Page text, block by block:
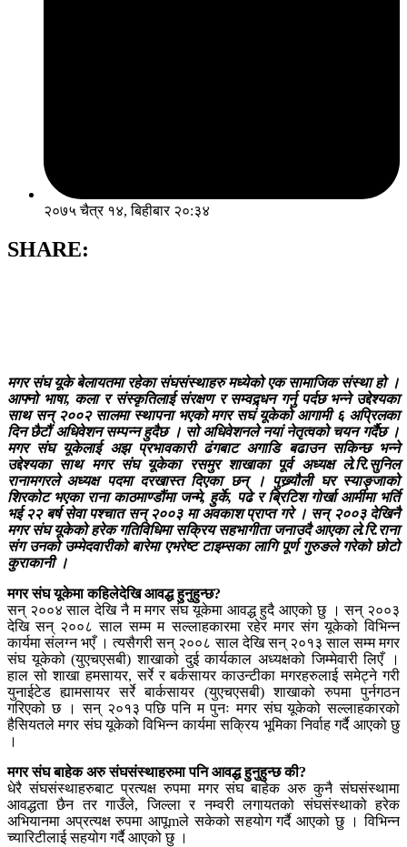
२०७५ चैत्र १४, बिहीबार २०:३४
SHARE:
मगर संघ यूके बेलायतमा रहेका संघसंस्थाहरु मध्येको एक सामाजिक संस्था हो ।
आफ्नो भाषा, कला र संस्कृतिलाई संरक्षण र सम्वद्र्धन गर्नु पर्दछ भन्ने उद्देश्यका
साथ सन् २००२ सालमा स्थापना भएको मगर सघं यूकेको आगामी ६ अप्रिलका
दिन छैटौं अधिवेशन सम्पन्न हुदैछ । सो अधिवेशनले नयां नेतृत्वको चयन गर्दैछ ।
मगर संघ यूकेलाई अझ प्रभावकारी ढंगबाट अगाडि बढाउन सकिन्छ भन्ने
उद्देश्यका साथ मगर संघ यूकेका रसमुर शाखाका पूर्व अध्यक्ष ले.रि.सुनिल
रानामगरले अध्यक्ष पदमा दरखास्त दिएका छन् । पुख्र्यौली घर स्याङ्जाको
शिरकोट भएका राना काठमाण्डौंमा जन्मे, हुर्के, पढे र ब्रिटिश गोर्खा आर्मीमा भर्ति
भई २२ बर्ष सेवा पश्चात सन् २००३ मा अवकाश प्राप्त गरे । सन् २००३ देखिनै
मगर संघ यूकेको हरेक गतिविधिमा सक्रिय सहभागीता जनाउदै आएका ले.रि.राना
संग उनको उम्मेदवारीको बारेमा एभरेष्ट टाइम्सका लागि पूर्ण गुरुङले गरेको छोटो
कुराकानी ।
मगर संघ यूकेमा कहिलेदेखि आवद्ध हुनुहुन्छ?
सन् २००४ साल देखि नै म मगर संघ यूकेमा आवद्ध हुदै आएको छु । सन् २००३
देखि सन् २००८ साल सम्म म सल्लाहकारमा रहेर मगर संग यूकेको विभिन्न
कार्यमा संलग्न भएँ । त्यसैगरी सन् २००८ साल देखि सन् २०१३ साल सम्म मगर
संघ यूकेको (युएचएसबी) शाखाको दुई कार्यकाल अध्यक्षको जिम्मेवारी लिएँ ।
हाल सो शाखा हमसायर, सर्रे र बर्कसायर काउन्टीका मगरहरुलाई समेट्ने गरी
युनाईटेड ह्यामसायर सर्रे बार्कसायर (युएचएसबी) शाखाको रुपमा पुर्नगठन
गरिएको छ । सन् २०१३ पछि पनि म पुनः मगर संघ यूकेको सल्लाहकारको
हैसियतले मगर संघ यूकेको विभिन्न कार्यमा सक्रिय भूमिका निर्वाह गर्दै आएको छु
।
मगर संघ बाहेक अरु संघसंस्थाहरुमा पनि आवद्ध हुनुहुन्छ की?
धेरै संघसंस्थाहरुबाट प्रत्यक्ष रुपमा मगर संघ बाहेक अरु कुनै संघसंस्थामा
आवद्धता छैन तर गाउँले, जिल्ला र नम्वरी लगायतको संघसंस्थाको हरेक
अभियानमा अप्रत्यक्ष रुपमा आपूmले सकेको सहयोग गर्दै आएको छु । विभिन्न
च्यारिटीलाई सहयोग गर्दै आएको छु ।